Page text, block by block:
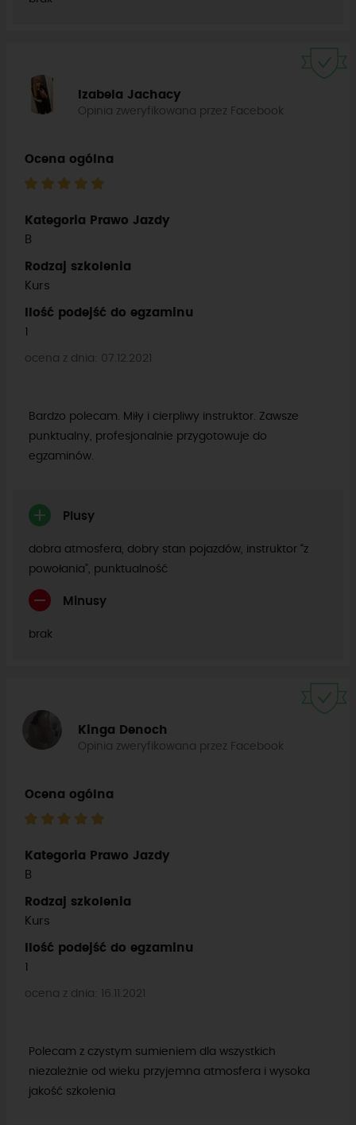
Ocena ogólna
Kategoria Prawo Jazdy
B
Rodzaj szkolenia
Kurs
Ilość podejść do egzaminu
1
ocena z dnia: 07.12.2021
Izabela Jachacy
Opinia zweryfikowana przez Facebook
Bardzo polecam. Miły i cierpliwy instruktor. Zawsze
punktualny, profesjonalnie przygotowuje do
egzaminów.
Plusy
dobra atmosfera, dobry stan pojazdów, instruktor “z
powołania”, punktualność
Minusy
brak
Ocena ogólna
Kategoria Prawo Jazdy
B
Rodzaj szkolenia
Kurs
Ilość podejść do egzaminu
1
ocena z dnia: 16.11.2021
Kinga Denoch
Opinia zweryfikowana przez Facebook
Polecam z czystym sumieniem dla wszystkich
niezależnie od wieku przyjemna atmosfera i wysoka
jakość szkolenia